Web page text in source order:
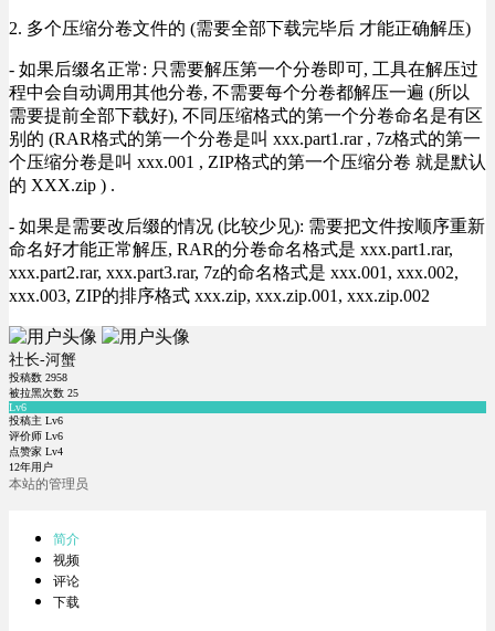
2. 多个压缩分卷文件的 (需要全部下载完毕后 才能正确解压)
- 如果后缀名正常: 只需要解压第一个分卷即可, 工具在解压过
程中会自动调用其他分卷, 不需要每个分卷都解压一遍 (所以
需要提前全部下载好), 不同压缩格式的第一个分卷命名是有区
别的 (RAR格式的第一个分卷是叫 xxx.part1.rar , 7z格式的第一
个压缩分卷是叫 xxx.001 , ZIP格式的第一个压缩分卷 就是默认
的 XXX.zip ) .
- 如果是需要改后缀的情况 (比较少见): 需要把文件按顺序重新
命名好才能正常解压, RAR的分卷命名格式是 xxx.part1.rar,
xxx.part2.rar, xxx.part3.rar, 7z的命名格式是 xxx.001, xxx.002,
xxx.003, ZIP的排序格式 xxx.zip, xxx.zip.001, xxx.zip.002
社长-河蟹
投稿数 2958
被拉黑次数 25
Lv6
投稿主 Lv6
评价师 Lv6
点赞家 Lv4
12年用户
本站的管理员
简介
视频
评论
下载